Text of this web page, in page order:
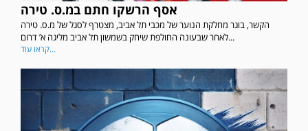
אסף הרשקו חתם במ.ס. טירה
הקשר, בוגר מחלקת הנוער של מכבי תל אביב, מצטרף לסגל של מ.ס. טירה
לאחר שבעונה החולפת שיחק בשמשון תל אביב מליגה א’ דרום...
קראו עוד...